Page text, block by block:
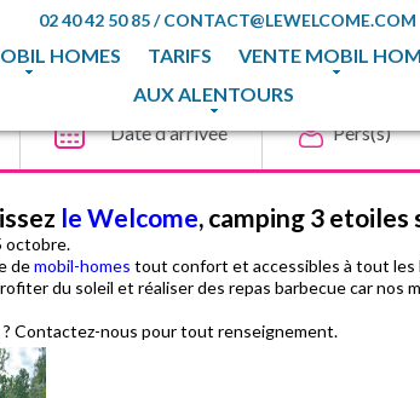
02 40 42 50 85/CONTACT@LEWELCOME.COM
HOMES TARIFS VENTE MOBIL
AUX ALENTOURS
le Welcome, camping 3
octobre.
demobil-homes tout confort et accessibles à tout les
du soleil et réaliser des repas barbecue car
Contactez-nous pour tout renseignement.